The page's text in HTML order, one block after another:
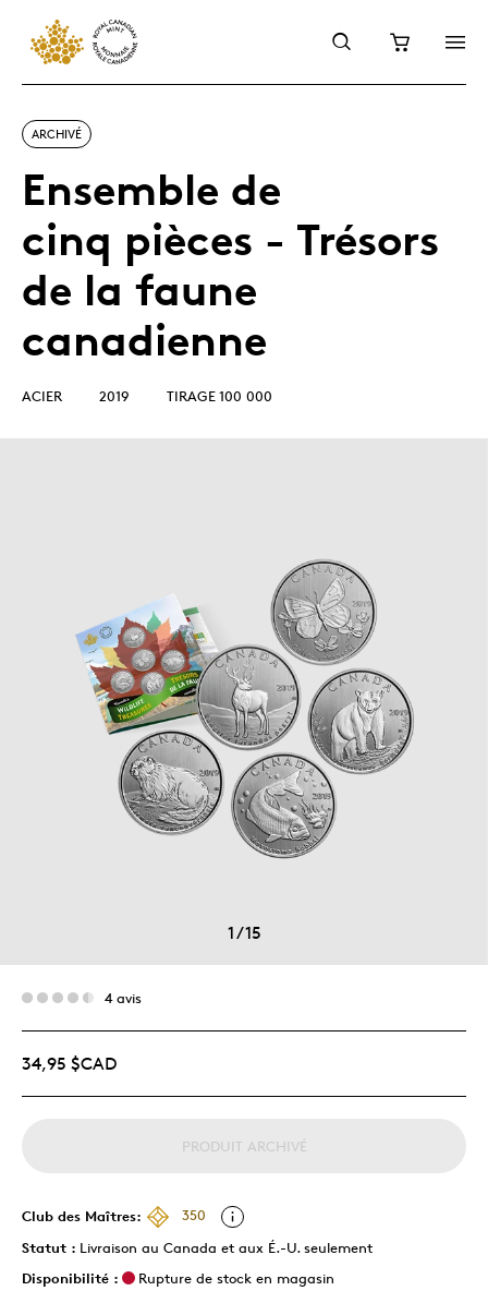
ARCHIVÉ
Ensemble de
cinq pièces - Trésors
de la faune
canadienne
ACIER 2019 TIRAGE 100 000
1/15
4 avis
34,95 $CAD
PRODUIT ARCHIVÉ
Club des Maîtres:
350
Statut : Livraison au Canada et aux É.-U. seulement
Disponibilité :
Rupture de stock en magasin